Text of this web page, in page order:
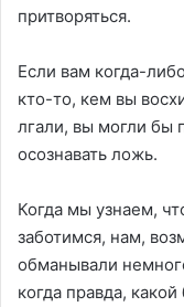
притворяться.
Если вам когда-
кто-то, кем вы
лгали, вы могли бы
осознавать ложь.
Когда мы узнаем,
заботимся, нам,
обманывали
когда правда,